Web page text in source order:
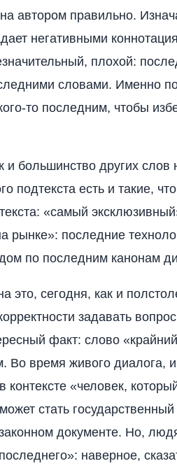
автором правильно.
негативными
плохой:
словами. Именно
то последним, чтобы
и большинство других слов
подтекста есть и такие,
«самый
рынке»: последние
по последним канонам
это, сегодня, как и
задавать
факт: слово
Во время живого диалога,
контексте «человек,
стать
документе. Но,
наверное,